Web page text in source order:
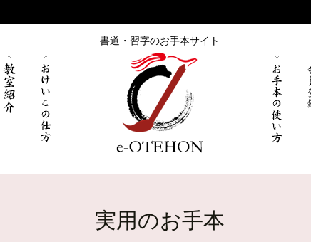
書道・習字のお手本サイト
実用のお手本